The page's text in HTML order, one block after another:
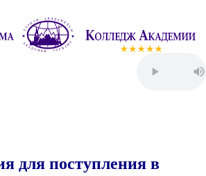
для поступления в